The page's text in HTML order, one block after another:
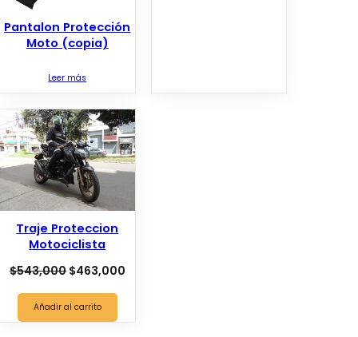
Pantalon Protección
Moto (copia)
Leer más
Traje Proteccion
Motociclista
$543,000 El
original
era:
$463,000El
es:
Añadir al carrito